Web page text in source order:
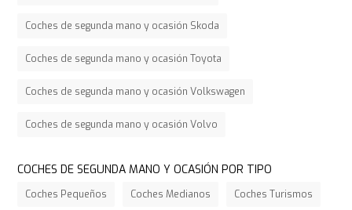
Coches de segunda mano y ocasión Skoda
Coches de segunda mano y ocasión Toyota
Coches de segunda mano y ocasión Volkswagen
Coches de segunda mano y ocasión Volvo
COCHES DE SEGUNDA MANO Y OCASIÓN POR TIPO
Coches Pequeños Coches Medianos Coches Turismos